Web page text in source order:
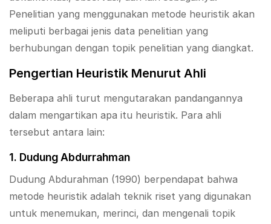
Penelitian yang menggunakan metode heuristik akan
meliputi berbagai jenis data penelitian yang
berhubungan dengan topik penelitian yang diangkat.
Pengertian Heuristik Menurut Ahli
Beberapa ahli turut mengutarakan pandangannya
dalam mengartikan apa itu heuristik. Para ahli
tersebut antara lain:
1. Dudung Abdurrahman
Dudung Abdurahman (1990) berpendapat bahwa
metode heuristik adalah teknik riset yang digunakan
untuk menemukan, merinci, dan mengenali topik